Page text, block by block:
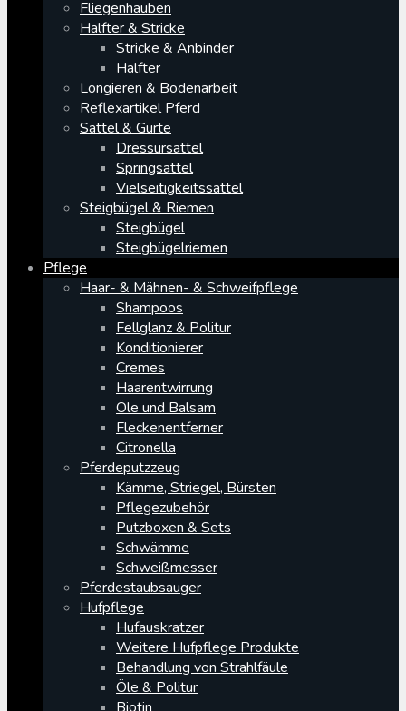
Fliegenhauben
Halfter & Stricke
Stricke & Anbinder
Halfter
Longieren & Bodenarbeit
Reflexartikel Pferd
Sättel & Gurte
Dressursättel
Springsättel
Vielseitigkeitssättel
Steigbügel & Riemen
Steigbügel
Steigbügelriemen
Pflege
Haar- & Mähnen- & Schweifpflege
Shampoos
Fellglanz & Politur
Konditionierer
Cremes
Haarentwirrung
Öle und Balsam
Fleckenentferner
Citronella
Pferdeputzzeug
Kämme, Striegel, Bürsten
Pflegezubehör
Putzboxen & Sets
Schwämme
Schweißmesser
Pferdestaubsauger
Hufpflege
Hufauskratzer
Weitere Hufpflege Produkte
Behandlung von Strahlfäule
Öle & Politur